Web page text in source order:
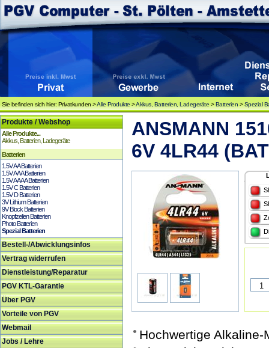
Sie befinden sich hier: Privatkunden >Alle Produkte >Akkus, Batterien, Ladegeräte >Batterien >Spezial
Produkte / Webshop
Alle Produkte...
Akkus, Batterien, Ladegeräte
Batterien
1.5V AA Batterien
1.5V AAA Batterien
1.5V AAAA Batterien
1.5V C Batterien
1.5V D Batterien
3V Lithium Batterien
9V Block Batterien
Knopfzellen Batterien
Photo Batterien
Spezial Batterien
Bestell-/Abwicklungsinfos
Vertrag widerrufen
Dienstleistung/Reparatur
PGV KTL-Garantie
Über PGV
Vorteile von PGV
Webmail
Jobs / Lehre
ANSMANN
6V 4LR44
Hochwertige